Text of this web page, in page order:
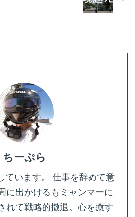
ちーぷら
ています。 仕事を辞めて意
に出かけるもミャンマーに
れて戦略的撤退。心を癒す